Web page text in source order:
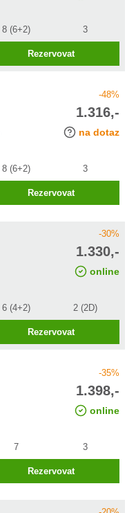
8 (6+2) 3
Rezervovat
8 (6+2) 3
cena po
slevě
-48%
1.316,-
na dotaz
Rezervovat
6 (4+2) 2 (2D)
cena po
slevě
-30%
1.330,-
online
Rezervovat
7 3
cena po
slevě
-35%
1.398,-
online
Rezervovat